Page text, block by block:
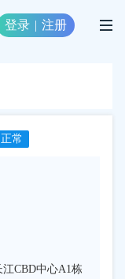
登录 | 注册
正常
CBD中心A1栋